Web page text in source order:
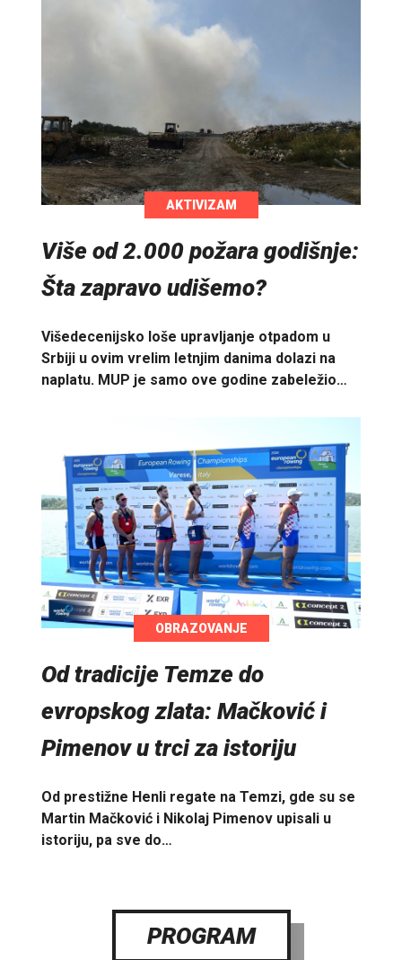
AKTIVIZAM
Više od 2.000 požara godišnje:
Šta zapravo udišemo?
Višedecenijsko loše upravljanje otpadom u
Srbiji u ovim vrelim letnjim danima dolazi na
naplatu. MUP je samo ove godine zabeležio…
OBRAZOVANJE
Od tradicije Temze do
evropskog zlata: Mačković i
Pimenov u trci za istoriju
Od prestižne Henli regate na Temzi, gde su se
Martin Mačković i Nikolaj Pimenov upisali u
istoriju, pa sve do…
PROGRAM